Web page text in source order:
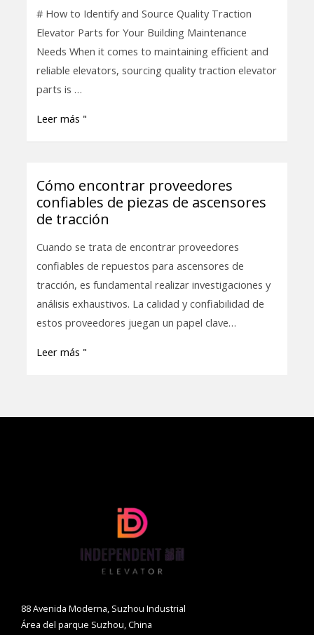
# How to Identify and Source Quality Traction
Elevator Parts for Your Building Maintenance
Needs When it comes to maintaining efficient and
reliable elevators, sourcing quality traction elevator
parts is …
and
Source
Quality
Traction
Elevator
for
Your
Maintenance
Needs
Leer más "
Cómo encontrar proveedores
confiables de piezas de ascensores
de tracción
Cuando se trata de encontrar proveedores
confiables de repuestos para ascensores de
tracción, es fundamental realizar investigaciones y
análisis exhaustivos. La calidad y confiabilidad de
estos proveedores juegan un papel clave…
Cómo
encontrar
proveedores
confiables
piezas
ascensores
tracción
Leer más "
88 Avenida Moderna, Suzhou Industrial
Área del parque Suzhou, China